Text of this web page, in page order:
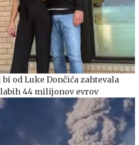
od Luke Dončića zahtevala
44 milijonov evrov